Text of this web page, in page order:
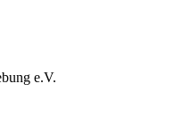
e.V.